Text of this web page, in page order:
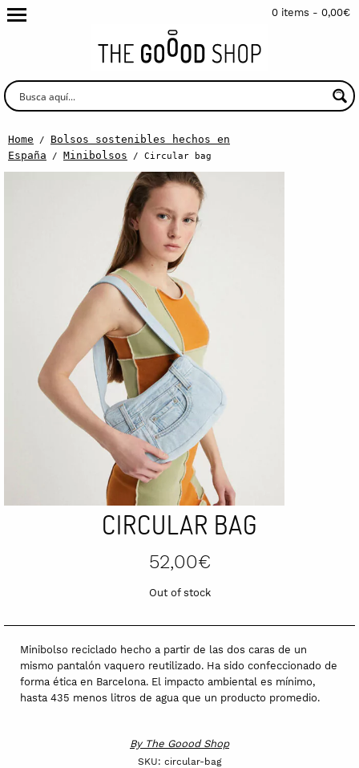
0 items - 0,00€
Home / Bolsos sostenibles hechos en
España / Minibolsos / Circular bag
CIRCULAR BAG
52,00€
Out of stock
Minibolso reciclado hecho a partir de las dos caras de un
mismo pantalón vaquero reutilizado. Ha sido confeccionado de
forma ética en Barcelona. El impacto ambiental es mínimo,
hasta 435 menos litros de agua que un producto promedio.
By The Goood Shop
SKU: circular-bag